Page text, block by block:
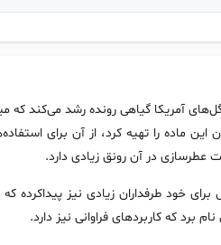
آمریکا گیاهی رونده رشد می‌کند
ماده را تهیه کرد، از آن برای
در آن رونق زیادی دارد.
برای خود طرفداران زیادی نیز
برد که کاربردهای فراوانی نیز دارد.